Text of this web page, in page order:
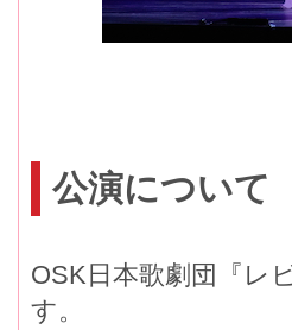
公演について
OSK日本歌劇団『レ
す。